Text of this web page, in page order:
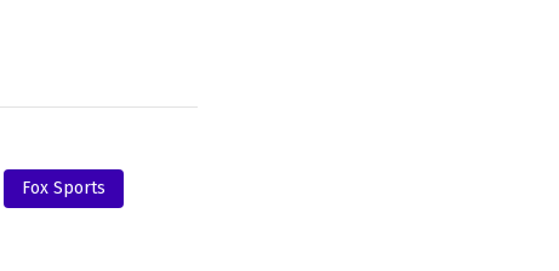
Fox Sports